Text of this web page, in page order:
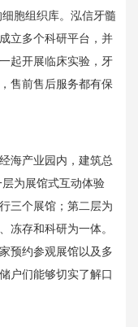
胞组织库。泓信牙髓
立多个科研平台，并
起开展临床实验，牙
售前售后服务都有保
海产业园内，建筑总
为展馆式互动体验
三个展馆；第二层为
冻存和科研为一体。
预约参观展馆以及多
户们能够切实了解口